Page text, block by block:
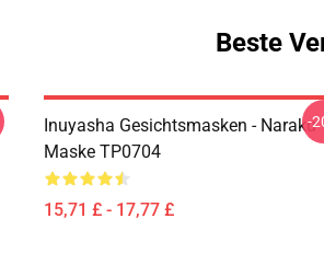
Beste
Inuyasha Gesichtsmasken - Naraku
Maske TP0704
15,71 £ - 17,77 £
-